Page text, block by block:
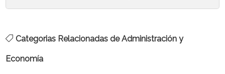
Categorias Relacionadas de Administración y
Economía